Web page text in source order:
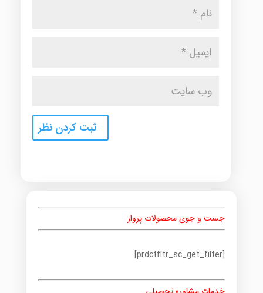
جست و جوی محصولات پرواز
[prdctfltr_sc_get_filter]